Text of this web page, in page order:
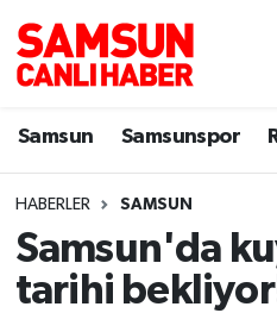
Samsun Samsunspor
HABERLER SAMSUN
Samsun'da
tarihi
Samsun
Sokak Röportajları
Genel
Samsun Nöbetçi
Samsun Hava Durumu
Samsun Namaz
Samsun Trafik